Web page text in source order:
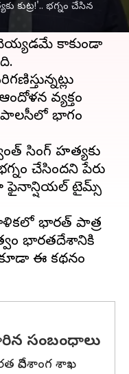
కుట్ర!'.. భగ్నం చేసిన
సింగ్
ఈ
కాకుండా
వ్యక్తం
పాలసీలో భాగం
సింగ్ హత్యకు
చేసిందని పేరు
ఫైనాన్షియల్ టైమ్స్
భారత్ పాత్ర
భారతదేశానికి
ఈ కథనం
సంబంధాలు
విదేశాంగ శాఖ